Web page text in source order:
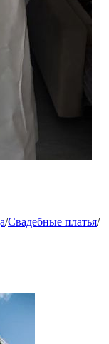
/Свадебные платья/